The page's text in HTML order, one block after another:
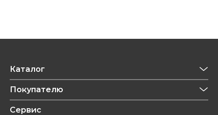
Каталог
Приготовление напитков
Техника для кухни
Покупателю
Обзоры
Сервис